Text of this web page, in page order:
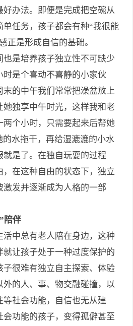
好办法。即便是完成把空碗从
任务，孩子都会有种“我很能
正是形成自信的基础。
是培养孩子独立性不可缺少
时是个喜动不喜静的小家伙
末的中午我们常常把澡盆放上
她独享中午时光，这样我和老
两个小时，只需要起来后帮她
水拖干，再给湿漉漉的小水
就是了。在独自玩耍的过程
，在这种自由的状态下，独立
发并逐渐成为人格的一部
伴
中总有老人陪在身边，这种
让孩子处于一种过度保护的
很难有独立自主探索、体验
外的人、事、物交融碰撞，以
等社会功能，自信也无从建
会功能的孩子，变得孤僻甚至